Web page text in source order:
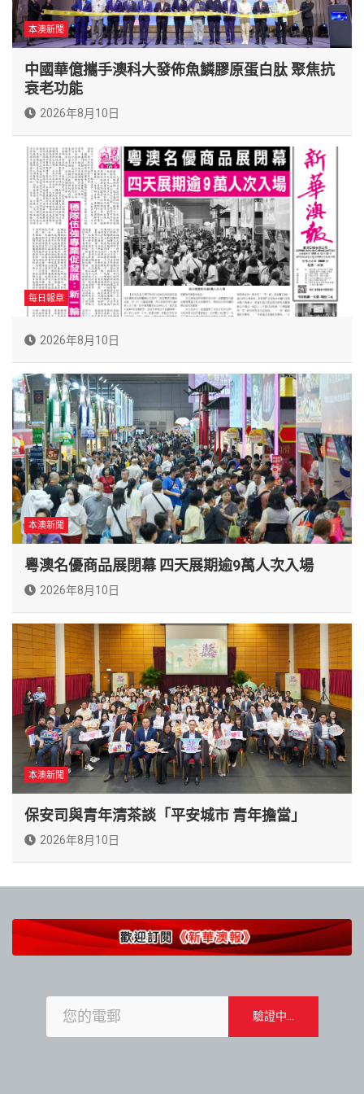
本澳新聞
中國華億攜手澳科大發佈魚鱗膠原蛋白肽 聚焦抗
衰老功能
2026年8月10日
每日報章
2026年8月10日
本澳新聞
粵澳名優商品展閉幕 四天展期逾9萬人次入場
2026年8月10日
本澳新聞
保安司與青年清茶談「平安城市 青年擔當」
2026年8月10日